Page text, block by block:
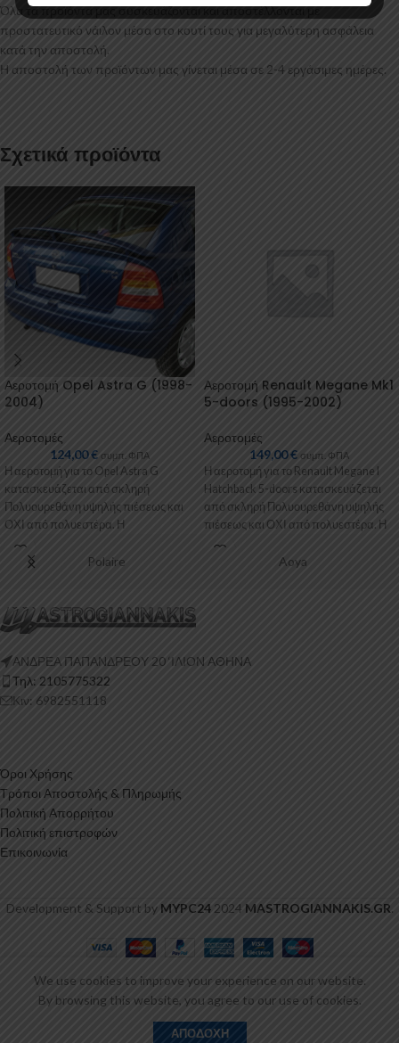
Όλα τα προϊόντα μας συσκευάζονται και αποστέλλονται με
προστατευτικό νάιλον μέσα στο κουτί τους για μεγαλύτερη ασφάλεια
κατά την αποστολή.
Η αποστολή των προϊόντων μας γίνεται μέσα σε 2-4 εργάσιμες ημέρες.
Σχετικά προϊόντα
Αεροτομή Opel Astra G (1998-
2004)
Αεροτομές
124,00€ συμπ. ΦΠΑ
Η αεροτομή για το Opel Astra G
κατασκευάζεται από σκληρή
Πολυουρεθάνη υψηλής πιέσεως και
ΟΧΙ από πολυεστέρα. Η
Πολυουρεθάνη είναι
Αεροτομή Renault Megane Mk1
5-doors (1995-2002)
Αεροτομές
149,00€ συμπ. ΦΠΑ
Η αεροτομή για το Renault Megane I
Hatchback 5-doors κατασκευάζεται
από σκληρή Πολυουρεθάνη υψηλής
πιέσεως και ΟΧΙ από πολυεστέρα. Η
Polaire Aoya
ΑΝΔΡΕΑ ΠΑΠΑΝΔΡΕΟΥ 20 ‘ΙΛΙΟΝ ΑΘΗΝΑ
Τηλ: 2105775322
Κιν: 6982551118
Όροι Χρήσης
Τρόποι Αποστολής & Πληρωμής
Πολιτική Απορρήτου
Πολιτική επιστροφών
Επικοινωνία
Development & Support by MYPC242024 MASTROGIANNAKIS.GR
We use cookies to improve your experience on our website.
By browsing this website, you agree to our use of cookies.
ΑΠΟΔΟΧΉ
Hyundai
Accent 149,00€ ΠΡΟΣΘΉΚΗ ΣΤΟ